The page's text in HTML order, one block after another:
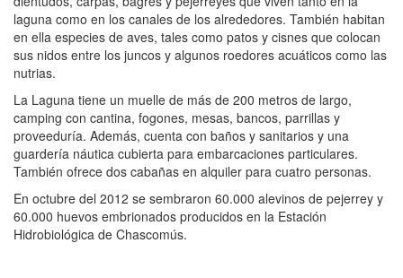
laguna como en los canales de los alrededores. También habitan
en ella especies de aves, tales como patos y cisnes que colocan
sus nidos entre los juncos y algunos roedores acuáticos como las
nutrias.
La Laguna tiene un muelle de más de 200 metros de largo,
camping con cantina, fogones, mesas, bancos, parrillas y
proveeduría. Además, cuenta con baños y sanitarios y una
guardería náutica cubierta para embarcaciones particulares.
También ofrece dos cabañas en alquiler para cuatro personas.
En octubre del 2012 se sembraron 60.000 alevinos de pejerrey y
60.000 huevos embrionados producidos en la Estación
Hidrobiológica de Chascomús.